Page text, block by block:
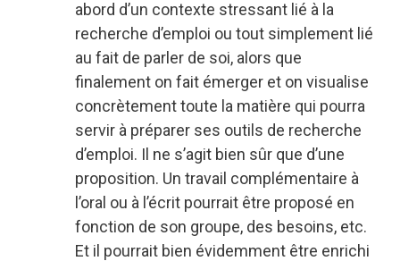
abord d’un contexte stressant lié à la
recherche d’emploi ou tout simplement lié
au fait de parler de soi, alors que
finalement on fait émerger et on visualise
concrètement toute la matière qui pourra
servir à préparer ses outils de recherche
d’emploi. Il ne s’agit bien sûr que d’une
proposition. Un travail complémentaire à
l’oral ou à l’écrit pourrait être proposé en
fonction de son groupe, des besoins, etc.
Et il pourrait bien évidemment être enrichi